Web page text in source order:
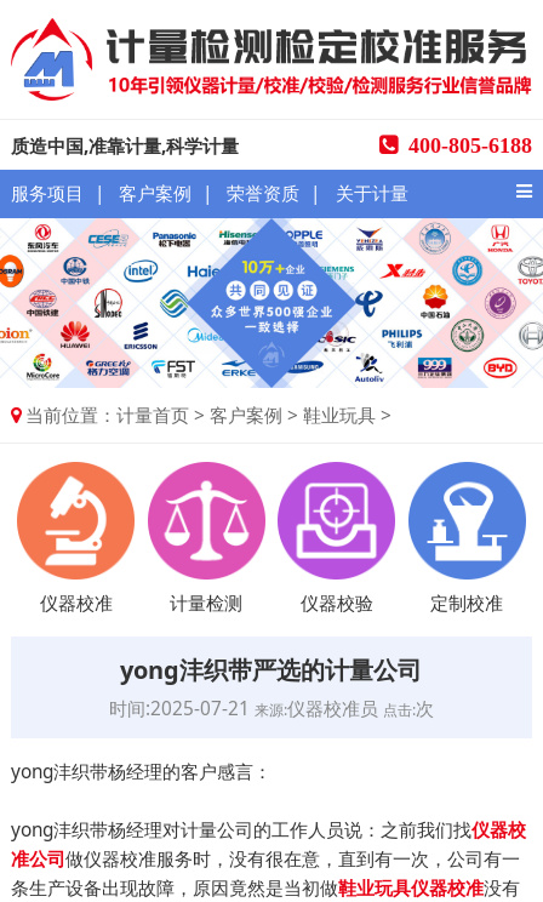
质造中国,准靠计量,科学计量 400-805-6188
服务项目 | 客户案例 | 荣誉资质 | 关于计量
当前位置：计量首页 >客户案例 >鞋业玩具 >
仪器校准 计量检测 仪器校验 定制校准
yong沣织带严选的计量公司
时间:2025-07-21 来源:仪器校准员 点击:次
yong沣织带杨经理的客户感言：
yong沣织带杨经理对计量公司的工作人员说：之前我们找仪器校
准公司做仪器校准服务时，没有很在意，直到有一次，公司有一
条生产设备出现故障，原因竟然是当初做鞋业玩具仪器校准没有